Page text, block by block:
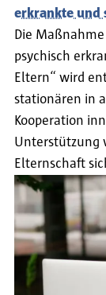
erkrankte und
Die
psychisch
Eltern“ wird
stationären in
Kooperation
Unterstützung
Elternschaft